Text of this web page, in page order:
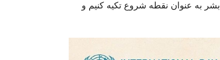
به عنوان نقطه شروع تکیه کنیم و